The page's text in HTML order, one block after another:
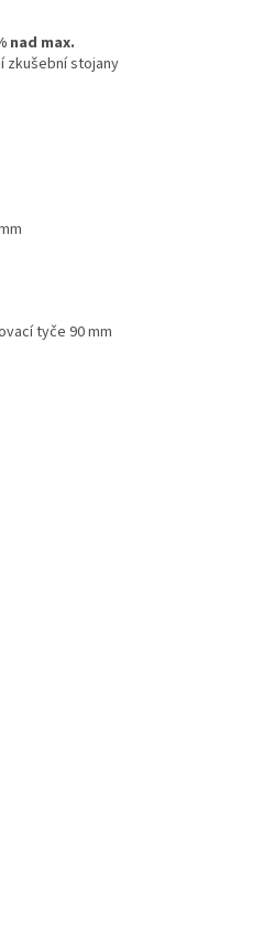
nad max.
zkušební stojany
tyče 90 mm